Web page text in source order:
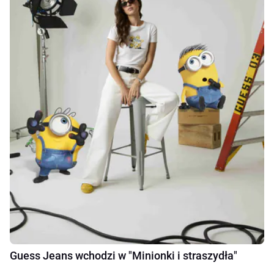
Guess Jeans wchodzi w "Minionki i straszydła"